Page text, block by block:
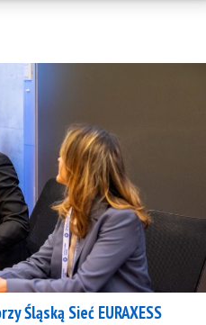
Śląską Sieć EURAXESS